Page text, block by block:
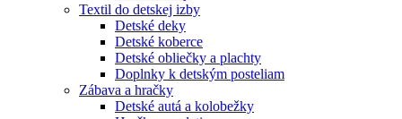
Textil do detskej izby
Detské deky
Detské koberce
Detské obliečky a plachty
Doplnky k detským posteliam
Zábava a hračky
Detské autá a kolobežky